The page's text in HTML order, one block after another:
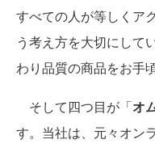
すべての人が等しくア
う考え方を大切にして
わり品質の商品をお手
そして四つ目が「オ
す。当社は、元々オン